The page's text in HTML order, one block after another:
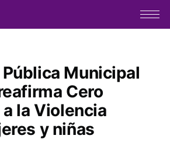
Municipal
Cero
la Violencia
y niñas